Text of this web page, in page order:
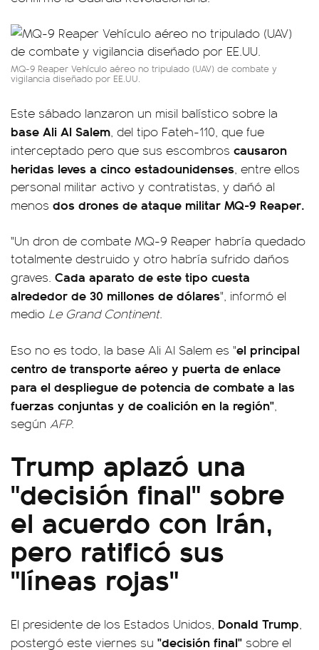
MQ-9 Reaper Vehículo aéreo no tripulado (UAV) de combate y
vigilancia diseñado por EE.UU.
Este sábado lanzaron un misil balístico sobre la
base Ali Al Salem, del tipo Fateh-110, que fue
interceptado pero que sus escombros causaron
heridas leves a cinco estadounidenses, entre ellos
personal militar activo y contratistas, y dañó al
menos dos drones de ataque militar MQ-9 Reaper.
"Un dron de combate MQ-9 Reaper habría quedado
totalmente destruido y otro habría sufrido daños
graves. Cada aparato de este tipo cuesta
alrededor de 30 millones de dólares", informó el
medio Le Grand Continent.
Eso no es todo, la base Ali Al Salem es "el principal
centro de transporte aéreo y puerta de enlace
para el despliegue de potencia de combate a las
fuerzas conjuntas y de coalición en la región",
según AFP.
Trump aplazó una
"decisión final" sobre
el acuerdo con Irán,
pero ratificó sus
"líneas rojas"
El presidente de los Estados Unidos, Donald Trump,
postergó este viernes su "decisión final" sobre el